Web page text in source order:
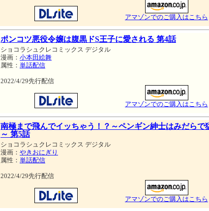
アマゾンでのご購入はこちら
ポンコツ悪役令嬢は腹黒ドS王子に愛される 第4話
ショコラシュクレコミックス デジタル
漫画： 小本田絵舞
属性： 単話配信
2022/4/29先行配信
アマゾンでのご購入はこちら
南極まで飛んでイッちゃう！？～ペンギン紳士はみだらで
～ 第5話
ショコラシュクレコミックス デジタル
漫画： やきおにぎり
属性： 単話配信
2022/4/29先行配信
アマゾンでのご購入はこちら